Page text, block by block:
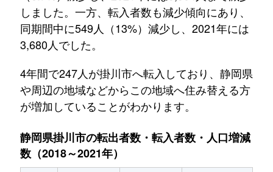
しました。一方、転入者数も減少傾向にあり、
同期間中に549人（13%）減少し、2021年には
3,680人でした。
4年間で247人が掛川市へ転入しており、静岡県
や周辺の地域などからこの地域へ住み替える方
が増加していることがわかります。
静岡県掛川市の転出者数・転入者数・人口増減
数（2018～2021年）